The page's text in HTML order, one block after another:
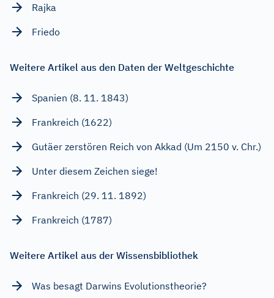
Rajka
Friedo
Weitere Artikel aus den Daten der Weltgeschichte
Spanien (8. 11. 1843)
Frankreich (1622)
Gutäer zerstören Reich von Akkad (Um 2150 v. Chr.)
Unter diesem Zeichen siege!
Frankreich (29. 11. 1892)
Frankreich (1787)
Weitere Artikel aus der Wissensbibliothek
Was besagt Darwins Evolutionstheorie?